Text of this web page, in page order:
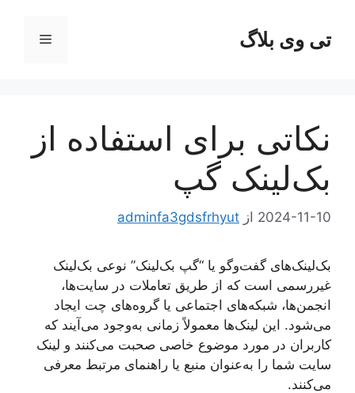
محتواتی وی بلاگ فهرست
نکاتی برای استفاده از
بک‌لینک گپ
2024-11-10 از adminfa3gdsfrhyut
بک‌لینک‌های گفت‌وگو یا “گپ بک‌لینک” نوعی بک‌لینک
غیررسمی است که از طریق تعاملات در سایت‌ها،
انجمن‌ها، شبکه‌های اجتماعی یا گروه‌های چت ایجاد
می‌شود. این لینک‌ها معمولاً زمانی به‌وجود می‌آیند که
کاربران در مورد موضوع خاصی صحبت می‌کنند و لینک
سایت شما را به‌عنوان منبع یا راهنمای مرتبط معرفی
می‌کنند.